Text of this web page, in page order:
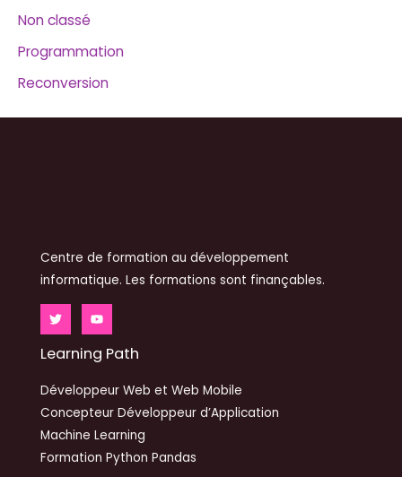
Non classé
Programmation
Reconversion
Centre de formation au développement
informatique. Les formations sont finançables.
Learning Path
Développeur Web et Web Mobile
Concepteur Développeur d’Application
Machine Learning
Formation Python Pandas